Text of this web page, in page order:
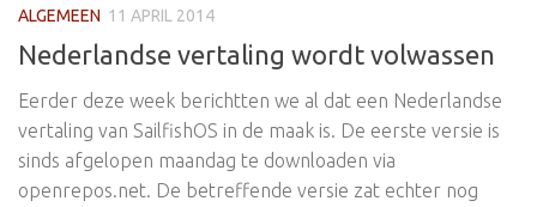
ALGEMEEN 11 APRIL 2014
Nederlandse vertaling wordt volwassen
Eerder deze week berichtten we al dat een Nederlandse
vertaling van SailfishOS in de maak is. De eerste versie is
sinds afgelopen maandag te downloaden via
openrepos.net. De betreffende versie zat echter nog